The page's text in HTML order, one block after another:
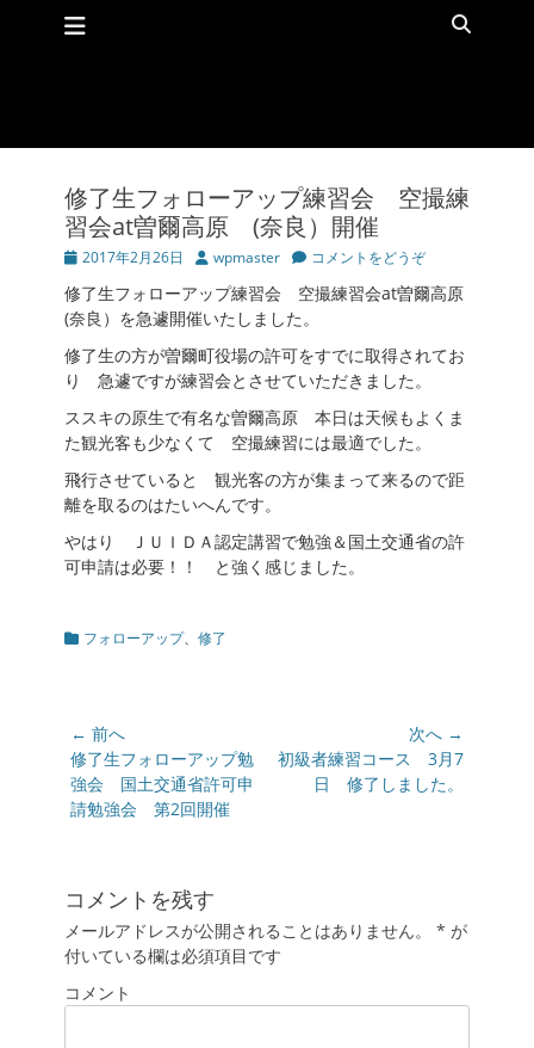
メインメニュー
修了生フォローアップ練習会 空撮練
習会at曽爾高原 (奈良）開催
投
日
2017年2月26日
投
者
wpmaster コメントをどうぞ
修了生フォローアップ練習会 空撮練習会at曽爾高原
(奈良）を急遽開催いたしました。
修了生の方が曽爾町役場の許可をすでに取得されてお
り 急遽ですが練習会とさせていただきました。
ススキの原生で有名な曽爾高原 本日は天候もよくま
た観光客も少なくて 空撮練習には最適でした。
飛行させていると 観光客の方が集まって来るので距
離を取るのはたいへんです。
やはり ＪＵＩＤＡ認定講習で勉強＆国土交通省の許
可申請は必要！！ と強く感じました。
カ フォローアップ、 修了
投
稿
ナ
ビ
シ
ョ
ン
← 前へ
前
の
投
修了生フォローアップ勉
強会 国土交通省許可申
請勉強会 第2回開催
次へ →
次
初級者練習コース 3月7
日 修了しました。
コメントを残す
メールアドレスが公開されることはありません。 * が
付いている欄は必須項目です
コメント